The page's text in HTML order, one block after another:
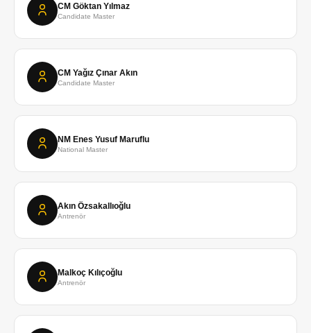
CM Göktan Yılmaz
Candidate Master
CM Yağız Çınar Akın
Candidate Master
NM Enes Yusuf Maruflu
National Master
Akın Özsakallıoğlu
Antrenör
Malkoç Kılıçoğlu
Antrenör